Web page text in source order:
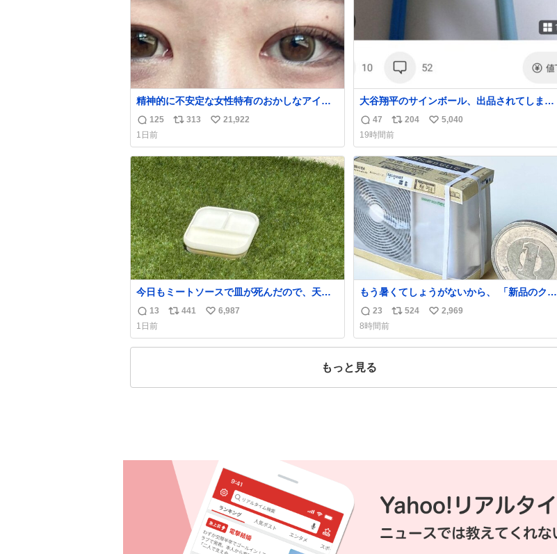
精神的に不安定な女性特有のおかしなアイラ
インとおかしな眉毛辞めてくれ本当に
返
信
数
125
リ
ス
ト
数
313
い
ね
数
21,922
1日前
大谷翔平のサインボール、出品されてしま
う…
返
信
数
47
リ
ポ
ス
ト
数
204
い
ね
数
5,040
19時間前
今日もミートソースで皿が死んだので、天日
干しをしています🍝 ありがとう先人の知恵
返
信
数
13
リ
ス
441
い
ね
6,987
1日前
もう暑くてしょうがないから、 「新品のクー
ラーの室外機のミニチュア」 でも見ていって
よ
返
信
数
23
リ
ス
524
い
ね
2,969
8時間前
もっと見る